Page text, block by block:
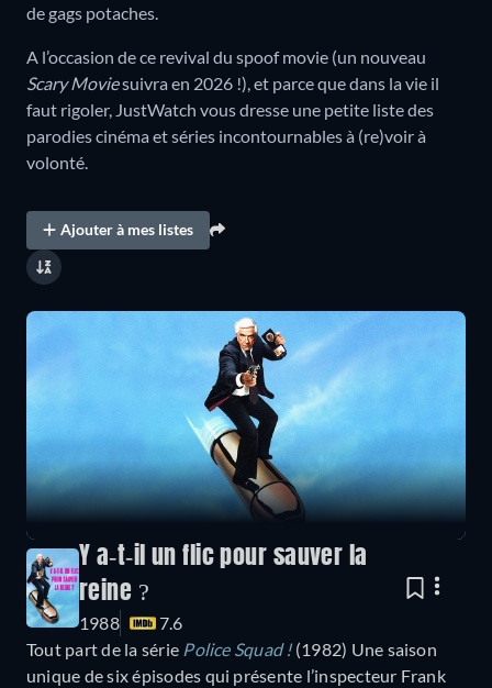
de gags potaches.
A l’occasion de ce revival du spoof movie (un nouveau
Scary Moviesuivra en 2026 !), et parce que dans la vie il
faut rigoler, JustWatch vous dresse une petite liste des
parodies cinéma et séries incontournables à (re)voir à
volonté.
Ajouter à mes listes
Y a-t-il un flic pour sauver la
reine ?
1988
7.6
Tout part de la série Police Squad !(1982) Une saison
unique de six épisodes qui présente l’inspecteur Frank